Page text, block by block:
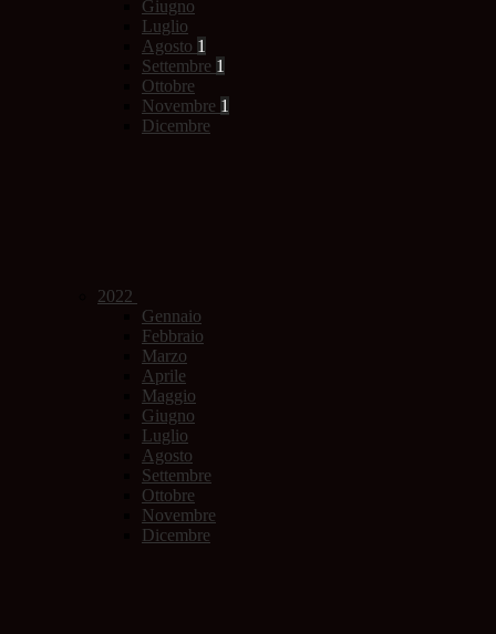
Giugno
Luglio
Agosto 1
Settembre 1
Ottobre
Novembre 1
Dicembre
2022
Gennaio
Febbraio
Marzo
Aprile
Maggio
Giugno
Luglio
Agosto
Settembre
Ottobre
Novembre
Dicembre